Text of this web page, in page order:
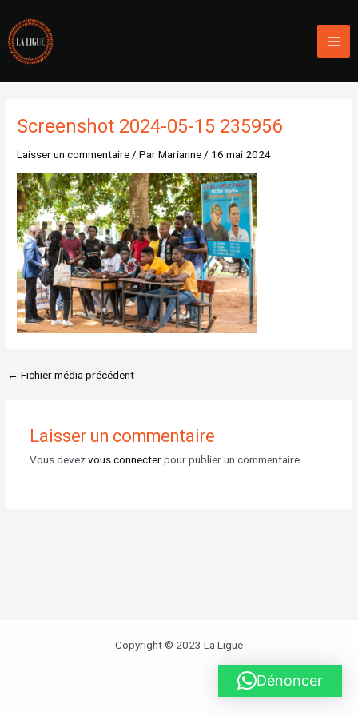
contenu
Screenshot 2024-05-15 235956
Laisser un commentaire/ ParMarianne/ 16 mai 2024
← Fichier média précédent
Laisser un commentaire
Vous devezvous connecterpour publier un commentaire.
Copyright © 2023 La Ligue
Dénoncer